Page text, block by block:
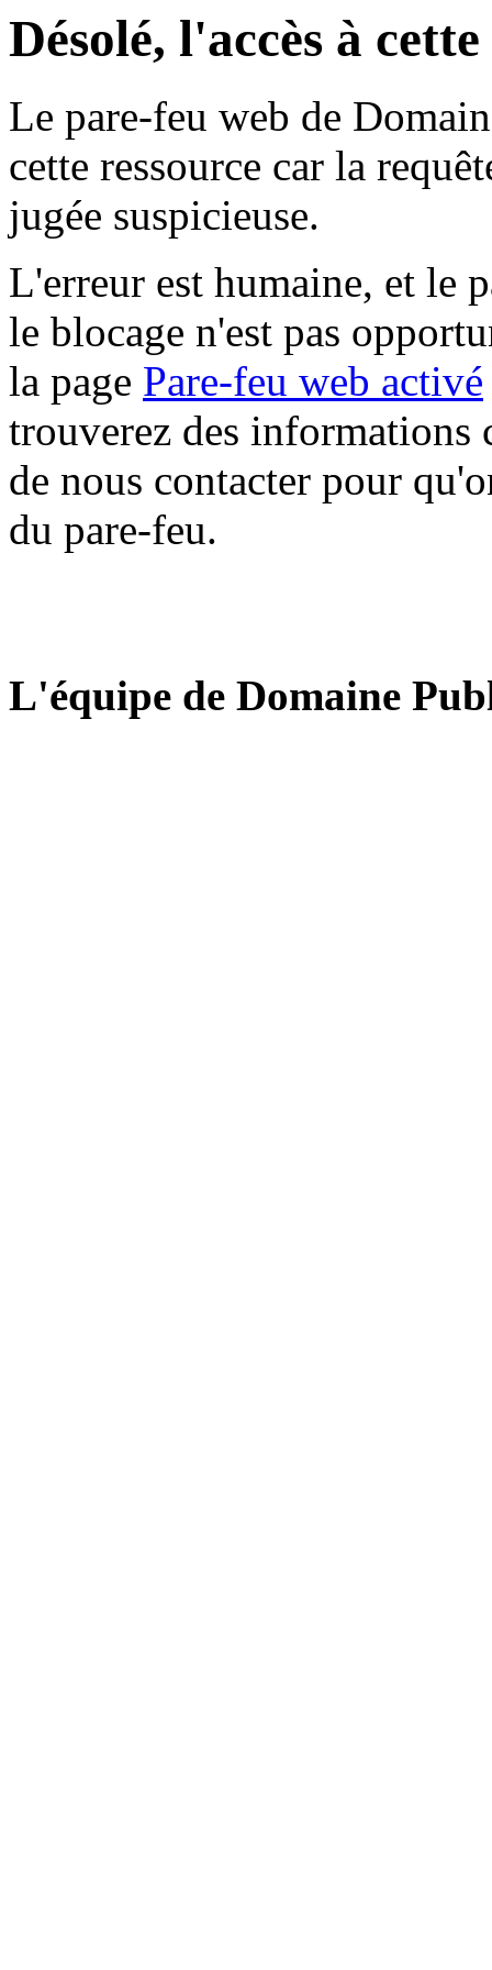
Désolé, l'accès à
Le pare-feu web de
cette ressource car la
jugée suspicieuse.
L'erreur est humaine, et le
le blocage n'est pas
la page Pare-feu web activé
trouverez des informations
de nous contacter pour
du pare-feu.
L'équipe de Domaine